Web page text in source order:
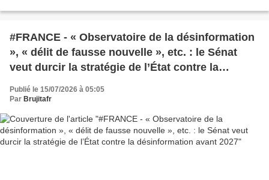
#FRANCE - « Observatoire de la désinformation
», « délit de fausse nouvelle », etc. : le Sénat
veut durcir la stratégie de l’État contre la
désinformation avant 2027
Publié le 15/07/2026 à 05:05
Par Brujitafr